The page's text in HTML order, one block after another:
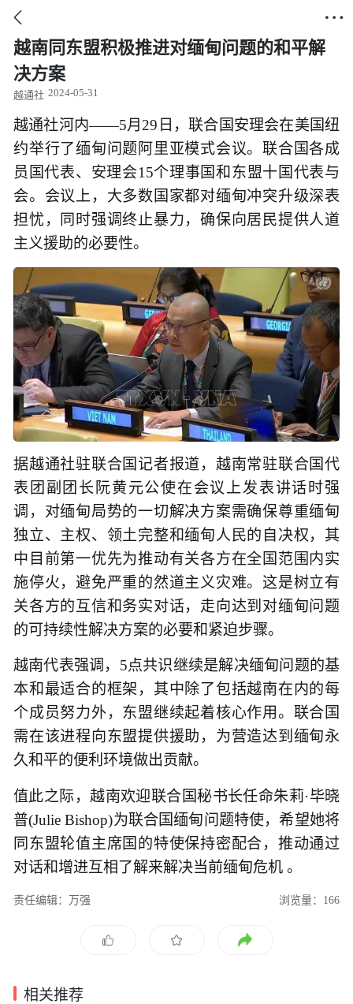
 
越南同东盟积极推进对缅甸问题的和平解
决方案
越通社 2024-05-31
越通社河内——5月29日，联合国安理会在美国纽
约举行了缅甸问题阿里亚模式会议。联合国各成
员国代表、安理会15个理事国和东盟十国代表与
会。会议上，大多数国家都对缅甸冲突升级深表
担忧，同时强调终止暴力，确保向居民提供人道
主义援助的必要性。
据越通社驻联合国记者报道，越南常驻联合国代
表团副团长阮黄元公使在会议上发表讲话时强
调，对缅甸局势的一切解决方案需确保尊重缅甸
独立、主权、领土完整和缅甸人民的自决权，其
中目前第一优先为推动有关各方在全国范围内实
施停火，避免严重的然道主义灾难。这是树立有
关各方的互信和务实对话，走向达到对缅甸问题
的可持续性解决方案的必要和紧迫步骤。
越南代表强调，5点共识继续是解决缅甸问题的基
本和最适合的框架，其中除了包括越南在内的每
个成员努力外，东盟继续起着核心作用。联合国
需在该进程向东盟提供援助，为营造达到缅甸永
久和平的便利环境做出贡献。
值此之际，越南欢迎联合国秘书长任命朱莉·毕晓
普(Julie Bishop)为联合国缅甸问题特使，希望她将
同东盟轮值主席国的特使保持密配合，推动通过
对话和增进互相了解来解决当前缅甸危机 。
责任编辑：万强 浏览量：166
相关推荐